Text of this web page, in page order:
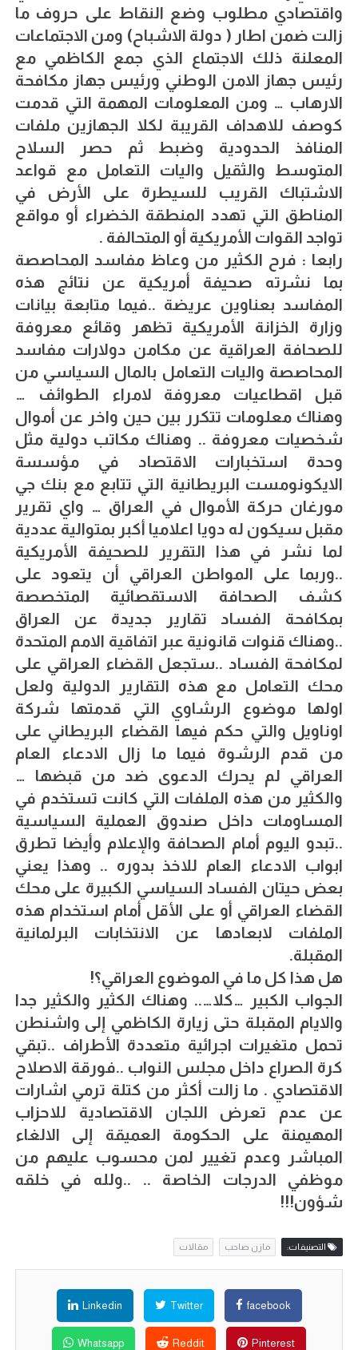
واقتصادي مطلوب وضع النقاط على حروف ما
زالت ضمن اطار ( دولة الاشباح) ومن الاجتماعات
المعلنة ذلك الاجتماع الذي جمع الكاظمي مع
رئيس جهاز الامن الوطني ورئيس جهاز مكافحة
الارهاب … ومن المعلومات المهمة التي قدمت
كوصف للاهداف القريبة لكلا الجهازين ملفات
المنافذ الحدودية وضبط ثم حصر السلاح
المتوسط والثقيل واليات التعامل مع قواعد
الاشتباك القريب للسيطرة على الأرض في
المناطق التي تهدد المنطقة الخضراء أو مواقع
تواجد القوات الأمريكية أو المتحالفة .
رابعا : فرح الكثير من وعاظ مفاسد المحاصصة
بما نشرته صحيفة أمريكية عن نتائج هذه
المفاسد بعناوين عريضة ..فيما متابعة بيانات
وزارة الخزانة الأمريكية تظهر وقائع معروفة
للصحافة العراقية عن مكامن دولارات مفاسد
المحاصصة واليات التعامل بالمال السياسي من
قبل اقطاعيات معروفة لامراء الطوائف …
وهناك معلومات تتكرر بين حين واخر عن أموال
شخصيات معروفة .. وهناك مكاتب دولية مثل
وحدة استخبارات الاقتصاد في مؤسسة
الايكونومست البريطانية التي تتابع مع بنك جي
مورغان حركة الأموال في العراق … واي تقرير
مقبل سيكون له دويا اعلاميا أكبر بمتوالية عددية
لما نشر في هذا التقرير للصحيفة الأمريكية
..وربما على المواطن العراقي أن يتعود على
كشف الصحافة الاستقصائية المتخصصة
بمكافحة الفساد تقارير جديدة عن العراق
..وهناك قنوات قانونية عبر اتفاقية الامم المتحدة
لمكافحة الفساد ..ستجعل القضاء العراقي على
محك التعامل مع هذه التقارير الدولية ولعل
اولها موضوع الرشاوي التي قدمتها شركة
اوناويل والتي حكم فيها القضاء البريطاني على
من قدم الرشوة فيما ما زال الادعاء العام
العراقي لم يحرك الدعوى ضد من قبضها …
والكثير من هذه الملفات التي كانت تستخدم في
المساومات داخل صندوق العملية السياسية
..تبدو اليوم أمام الصحافة والإعلام وأيضا تطرق
ابواب الادعاء العام للاخذ بدوره .. وهذا يعني
بعض حيتان الفساد السياسي الكبيرة على محك
القضاء العراقي أو على الأقل أمام استخدام هذه
الملفات لابعادها عن الانتخابات البرلمانية
المقبلة.
هل هذا كل ما في الموضوع العراقي؟!
الجواب الكبير …كلا….. وهناك الكثير والكثير جدا
والايام المقبلة حتى زيارة الكاظمي إلى واشنطن
تحمل متغيرات اجرائية متعددة الأطراف ..تبقي
كرة الصراع داخل مجلس النواب ..فورقة الاصلاح
الاقتصادي . ما زالت أكثر من كتلة ترمي اشارات
عن عدم تعرض اللجان الاقتصادية للاحزاب
المهيمنة على الحكومة العميقة إلى الالغاء
المباشر وعدم تغيير لمن محسوب عليهم من
موظفي الدرجات الخاصة .. ..ولله في خلقه
شؤون!!!
التصنيفات: مازن صاحب مقالات
facebook
Twitter
Linkedin
Pinterest
Reddit
Whatsapp